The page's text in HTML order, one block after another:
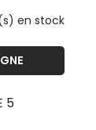
en stock
5